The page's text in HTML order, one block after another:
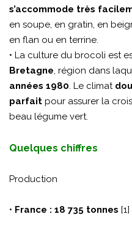
s’accommode très
en soupe, en gratin, en
en flan ou en terrine.
• La culture du brocoli est
Bretagne, région dans
années 1980. Le climat
parfait pour assurer la
beau légume vert.
Quelques chiffres
Production
• France : 18 735 tonnes [1]